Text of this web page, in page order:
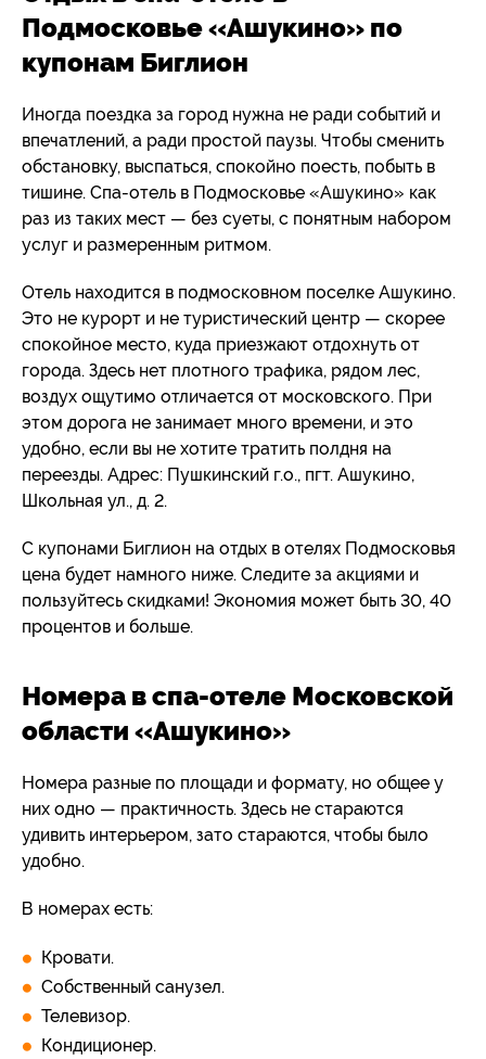
Подмосковье «Ашукино» по
купонам Биглион
Иногда поездка за город нужна не ради событий и
впечатлений, а ради простой паузы. Чтобы сменить
обстановку, выспаться, спокойно поесть, побыть в
тишине. Спа-отель в Подмосковье «Ашукино» как
раз из таких мест — без суеты, с понятным набором
услуг и размеренным ритмом.
Отель находится в подмосковном поселке Ашукино.
Это не курорт и не туристический центр — скорее
спокойное место, куда приезжают отдохнуть от
города. Здесь нет плотного трафика, рядом лес,
воздух ощутимо отличается от московского. При
этом дорога не занимает много времени, и это
удобно, если вы не хотите тратить полдня на
переезды. Адрес: Пушкинский г.о., пгт. Ашукино,
Школьная ул., д. 2.
С купонами Биглион на отдых в отелях Подмосковья
цена будет намного ниже. Следите за акциями и
пользуйтесь скидками! Экономия может быть 30, 40
процентов и больше.
Номера в спа-отеле Московской
области «Ашукино»
Номера разные по площади и формату, но общее у
них одно — практичность. Здесь не стараются
удивить интерьером, зато стараются, чтобы было
удобно.
В номерах есть:
Кровати.
Собственный санузел.
Телевизор.
Кондиционер.